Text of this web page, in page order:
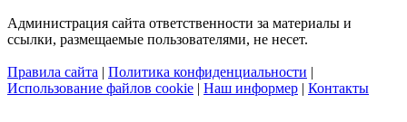
Администрация сайта ответственности за материалы и
ссылки, размещаемые пользователями, не несет.
Правила сайта | Политика конфиденциальности |
Использование файлов cookie | Наш информер | Контакты